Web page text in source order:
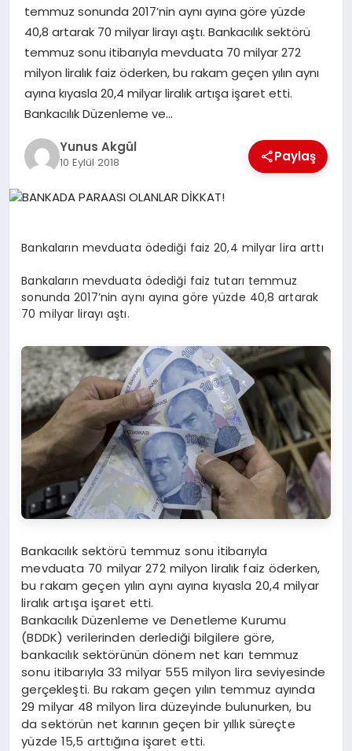
GÖKSUN
TÜRKOĞLU
PAZARCIK
KÜNYE
temmuz sonunda 2017’nin aynı ayına göre yüzde
40,8 artarak 70 milyar lirayı aştı. Bankacılık sektörü
temmuz sonu itibarıyla mevduata 70 milyar 272
milyon liralık faiz öderken, bu rakam geçen yılın aynı
ayına kıyasla 20,4 milyar liralık artışa işaret etti.
Bankacılık Düzenleme ve…
Yunus Akgül
10 Eylül 2018 Paylaş
Bankaların mevduata ödediği faiz 20,4 milyar lira arttı
Bankaların mevduata ödediği faiz tutarı temmuz
sonunda 2017’nin aynı ayına göre yüzde 40,8 artarak
70 milyar lirayı aştı.
Bankacılık sektörü temmuz sonu itibarıyla
mevduata 70 milyar 272 milyon liralık faiz öderken,
bu rakam geçen yılın aynı ayına kıyasla 20,4 milyar
liralık artışa işaret etti.
Bankacılık Düzenleme ve Denetleme Kurumu
(BDDK) verilerinden derlediği bilgilere göre,
bankacılık sektörünün dönem net karı temmuz
sonu itibarıyla 33 milyar 555 milyon lira seviyesinde
gerçekleşti. Bu rakam geçen yılın temmuz ayında
29 milyar 48 milyon lira düzeyinde bulunurken, bu
da sektörün net karının geçen bir yıllık süreçte
yüzde 15,5 arttığına işaret etti.